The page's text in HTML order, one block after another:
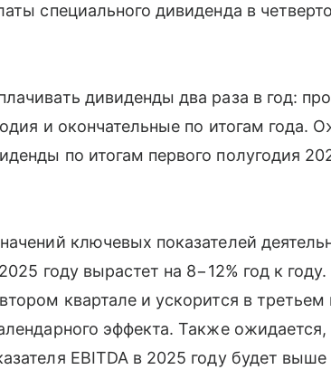
специального дивиденда в
дивиденды два раза в год:
и окончательные по итогам года.
по итогам первого полугодия
ключевых показателей
году вырастет на 8−12% год к
квартале и ускорится в
эффекта. Также ожидается,
EBITDA в 2025 году будет выше